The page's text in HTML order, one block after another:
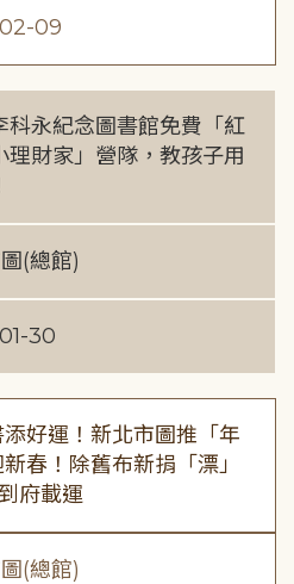
09
科永紀念圖書館免費「紅
理財家」營隊，教孩子用
(總館)
30
添好運！新北市圖推「年
春！除舊布新捐「漂」
府載運
(總館)